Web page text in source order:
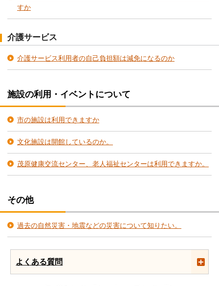
すか
介護サービス
介護サービス利用者の自己負担額は減免になるのか
施設の利用・イベントについて
市の施設は利用できますか
文化施設は開館しているのか。
茂原健康交流センター、老人福祉センターは利用できますか。
その他
過去の自然災害・地震などの災害について知りたい。
よくある質問